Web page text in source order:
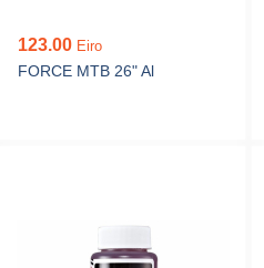
123.00 Eiro
FORCE MTB 26" Al